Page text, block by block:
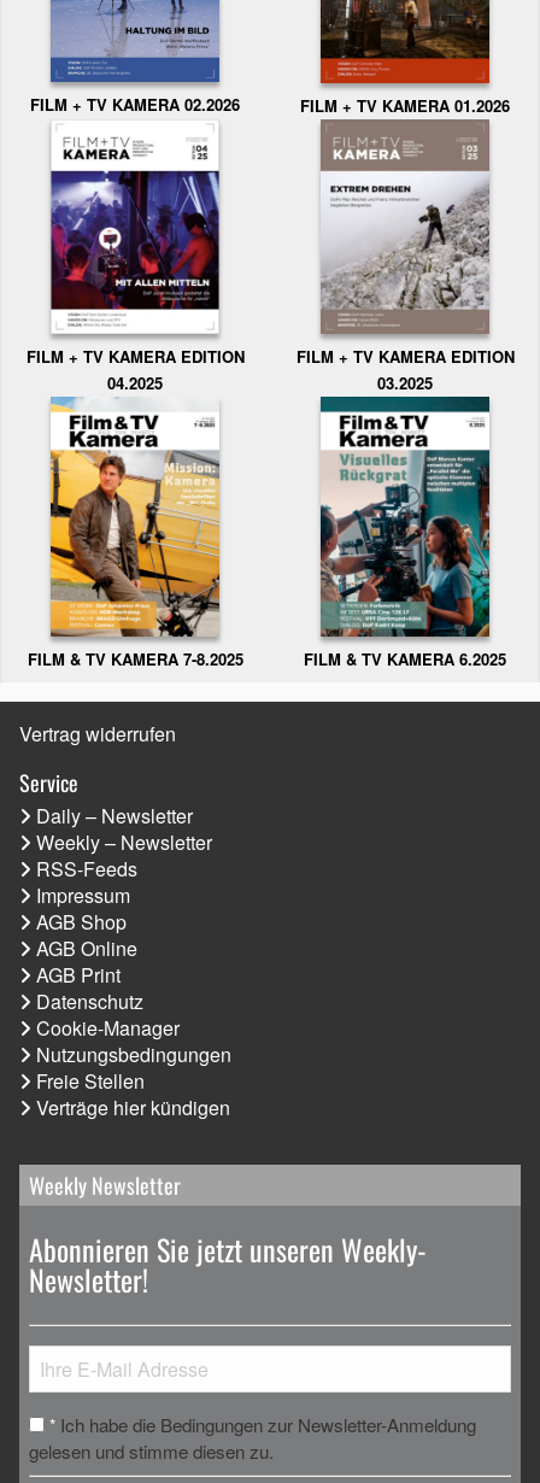
FILM + TV KAMERA 02.2026 FILM + TV KAMERA 01.2026
FILM + TV KAMERA EDITION
04.2025
FILM + TV KAMERA EDITION
03.2025
FILM & TV KAMERA 7-8.2025 FILM & TV KAMERA 6.2025
Vertrag widerrufen
Service
Daily – Newsletter
Weekly – Newsletter
RSS-Feeds
Impressum
AGB Shop
AGB Online
AGB Print
Datenschutz
Cookie-Manager
Nutzungsbedingungen
Freie Stellen
Verträge hier kündigen
Weekly Newsletter
Abonnieren Sie jetzt unseren Weekly-
Newsletter!
* Ich habe die Bedingungen zur Newsletter-Anmeldung
gelesen und stimme diesen zu.